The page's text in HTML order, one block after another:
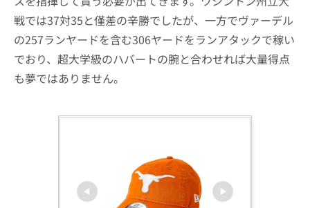
戦では37対35と僅差の辛勝でしたが、一方でヴァーデル
の257ランヤードを含む306ヤードをランアタックで稼い
でおり、超大学級のハバートの腕と合わせれば大量得点
も夢ではありません。